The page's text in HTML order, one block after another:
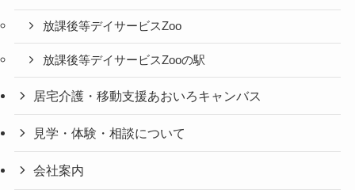
放課後等デイサービスZoo
放課後等デイサービスZooの駅
居宅介護・移動支援あおいろキャンバス
見学・体験・相談について
会社案内